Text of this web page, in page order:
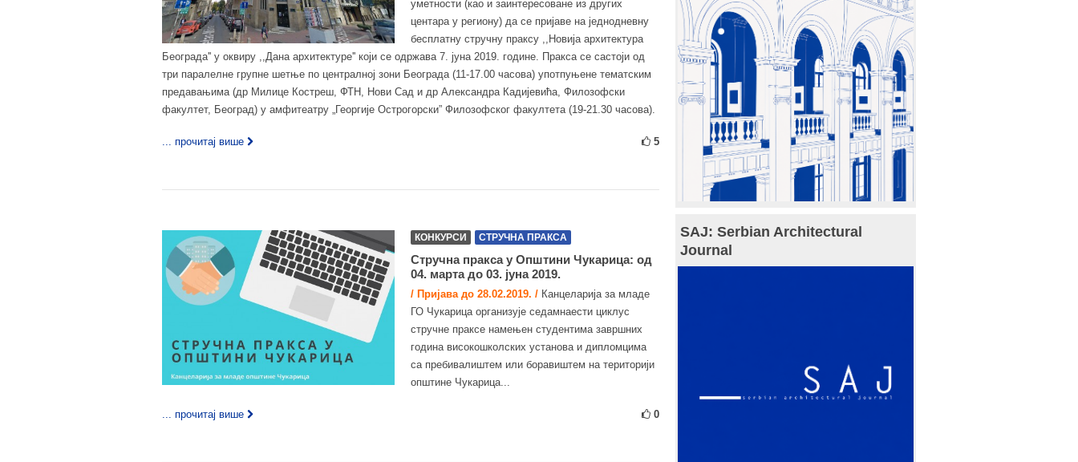
уметности (као и заинтересоване из других
центара у региону) да се пријаве на једнодневну
бесплатну стручну праксу ,,Новија архитектура
Београда'' у оквиру ,,Дана архитектуре'' који се одржава 7. јуна 2019. године. Пракса се састоји од
три паралелне групне шетње по централној зони Београда (11-17.00 часова) употпуњене тематским
предавањима (др Милице Костреш, ФТН, Нови Сад и др Александра Кадијевића, Филозофски
факултет, Београд) у амфитеатру „Георгије Острогорски” Филозофског факултета (19-21.30 часова).
... прочитај више 5
КОНКУРСИ СТРУЧНА ПРАКСА
Стручна пракса у Општини Чукарица: од
04. марта до 03. јуна 2019.
/ Пријава до 28.02.2019. / Канцеларија за младе
ГО Чукарица организује седамнаести циклус
стручне праксе намењен студентима завршних
година високошколских установа и дипломцима
са пребивалиштем или боравиштем на територији
општине Чукарица...
... прочитај више 0
SAJ: Serbian Architectural
Journal